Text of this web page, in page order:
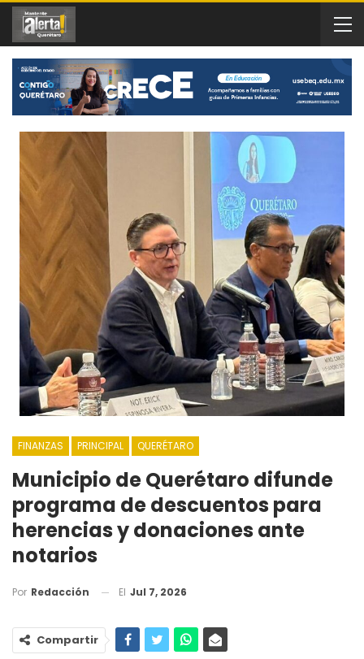
FINANZAS PRINCIPAL QUERÉTARO
Municipio de Querétaro difunde
programa de descuentos para
herencias y donaciones ante
notarios
Por Redacción El Jul 7, 2026
Compartir